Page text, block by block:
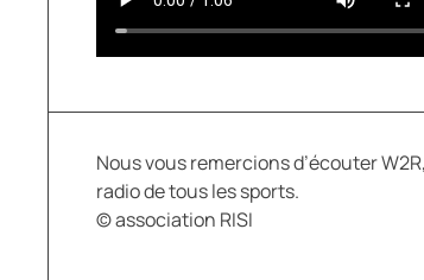
Nous vous remercions d’écouter
radio de tous les sports.
© association RISI